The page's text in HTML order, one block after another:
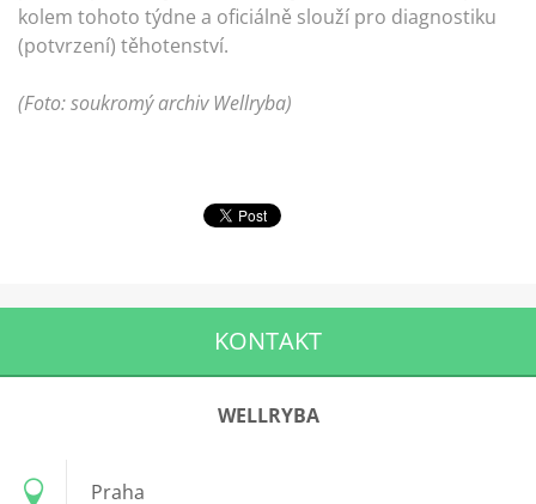
kolem tohoto týdne a oficiálně slouží pro diagnostiku
(potvrzení) těhotenství.
(Foto: soukromý archiv Wellryba)
KONTAKT
WELLRYBA
Praha